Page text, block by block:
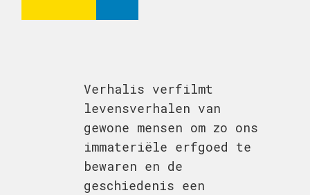
Verhalis verfilmt
levensverhalen van
gewone mensen om zo ons
immateriële erfgoed te
bewaren en de
geschiedenis een